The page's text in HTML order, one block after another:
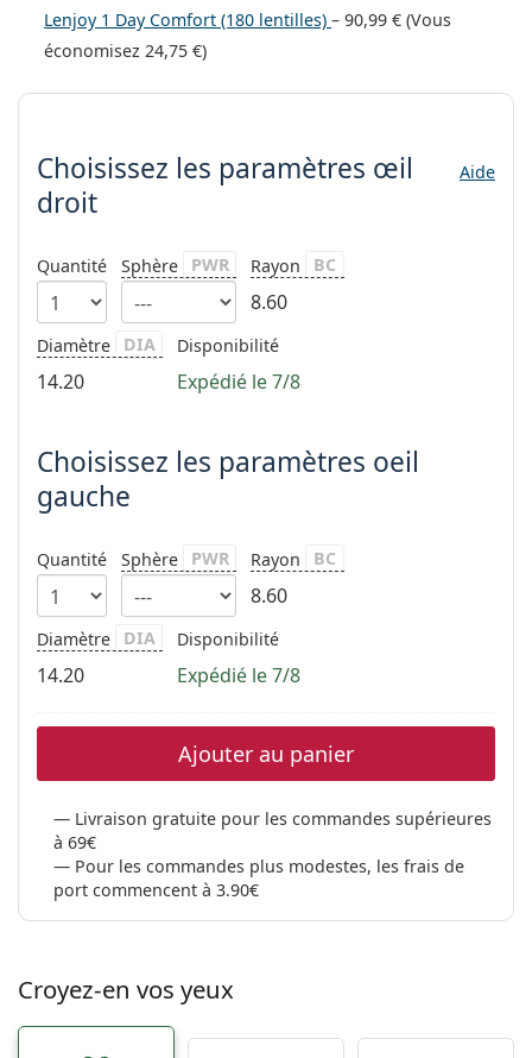
Toutes les marques
Persol
Prada
Lenjoy 1 Day Comfort (180 lentilles)–90,99 € (Vous
économisez24,75 €)
Choisissez les paramètres
Choisissez les paramètres œil
droit
Aide
Quantité Sphère PWR Rayon BC
8.60
Diamètre DIA
14.20
Disponibilité
Expédié le 7/8
Choisissez les paramètres oeil
gauche
Quantité Sphère PWR Rayon BC
8.60
Diamètre DIA
14.20
Disponibilité
Expédié le 7/8
Ajouter au panier
Livraison gratuite pour les commandes supérieures
à 69€
Pour les commandes plus modestes, les frais de
port commencent à 3.90€
Croyez-en vos yeux